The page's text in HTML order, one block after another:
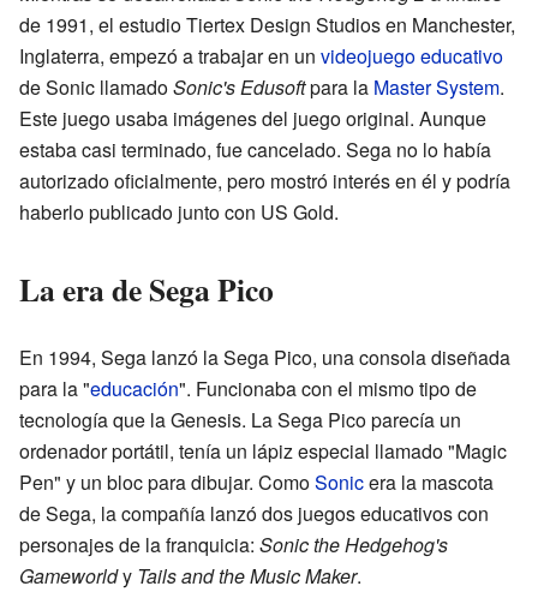
de 1991, el estudio Tiertex Design Studios en Manchester,
Inglaterra, empezó a trabajar en un videojuego educativo
de Sonic llamadoSonic's Edusoftpara la Master System.
Este juego usaba imágenes del juego original. Aunque
estaba casi terminado, fue cancelado. Sega no lo había
autorizado oficialmente, pero mostró interés en él y podría
haberlo publicado junto con US Gold.
La era de Sega Pico
En 1994, Sega lanzó la Sega Pico, una consola diseñada
para la "educación". Funcionaba con el mismo tipo de
tecnología que la Genesis. La Sega Pico parecía un
ordenador portátil, tenía un lápiz especial llamado "Magic
Pen" y un bloc para dibujar. ComoSonicera la mascota
de Sega, la compañía lanzó dos juegos educativos con
personajes de la franquicia: Sonic the Hedgehog's
Gameworldy Tails and the Music Maker.